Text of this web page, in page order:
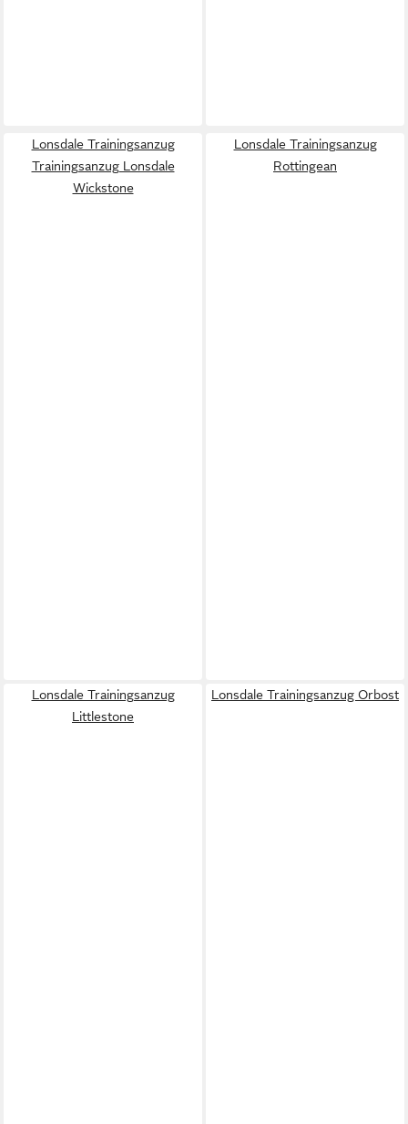
Lonsdale Trainingsanzug
Trainingsanzug Lonsdale
Wickstone
Lonsdale Trainingsanzug
Rottingean
Lonsdale Trainingsanzug
Littlestone
Lonsdale Trainingsanzug Orbost